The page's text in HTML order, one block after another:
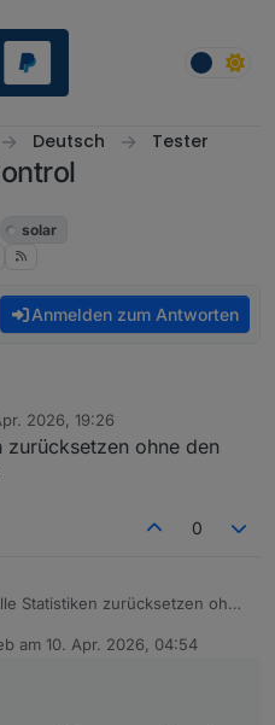
Deutsch Tester
solar
Anmelden zum Antworten
2026, 19:26
ohne den
0
Statistiken zurücksetzen ohne
am 10. Apr. 2026, 04:54
editiert von